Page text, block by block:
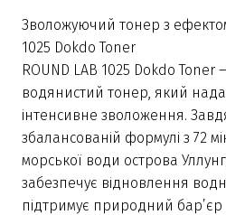
Зволожуючий тонер з ефектом
1025 Dokdo Toner
ROUND LAB 1025 Dokdo Toner
водянистий тонер, який надає
інтенсивне зволоження.
збалансованій формулі з 72
морської води острова
забезпечує відновлення
підтримує природний